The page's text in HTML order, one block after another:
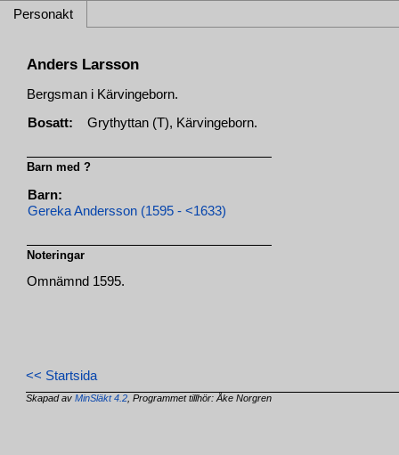
Personakt
Anders Larsson
Bergsman i Kärvingeborn.
Bosatt:
Grythyttan (T), Kärvingeborn.
Barn med ?
Barn:
Gereka Andersson (1595 - <1633)
Noteringar
Omnämnd 1595.
<< Startsida
Skapad avMinSläkt 4.2 , Programmet tillhör: Åke Norgren